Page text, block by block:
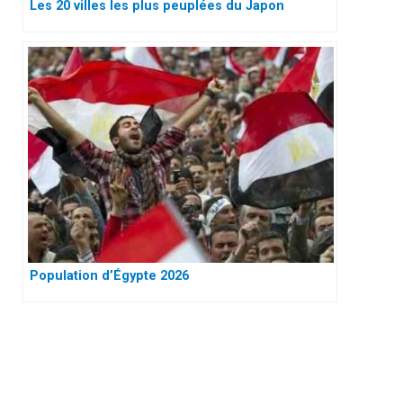
Les 20 villes les plus peuplées du Japon
Population d’Égypte 2026